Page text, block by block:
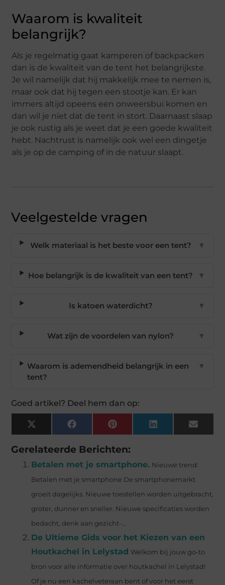
Waarom is kwaliteit
belangrijk?
Als je regelmatig gaat kamperen of backpacken
dan is de kwaliteit van de tent het belangrijkste.
Je wil namelijk dat hij makkelijk mee te nemen is,
maar ook dat hij tegen een stootje kan. Er kan
immers altijd opeens een onweersbui komen en
dan wil je niet dat de tent in stort. Daarnaast slaap
je ook rustig als je weet dat je een goede kwaliteit
hebt. Nachtrust is namelijk ook wel een dingetje
als je op de camping of in de natuur slaapt.
Veelgestelde vragen
Welk materiaal is het beste voor een tent? ▼
Hoe belangrijk is de kwaliteit van een tent? ▼
Is katoen waterdicht? ▼
Wat zijn de voordelen van nylon? ▼
Waarom is ademendheid belangrijk in een
tent?
▼
Goed artikel? Deel hem dan op:
X
(Twitter)
FacebookPinterest LinkedIn Email
Gerelateerde Berichten:
Betalen met je smartphone. Nieuwe trend:
Betalen met je smartphone De smartphonemarkt
groeit dagelijks. Nieuwe toestellen worden uitgebracht,
groter, dunner en sneller. Nieuwe specificaties worden
bedacht, denk aan gezicht-...
De Ultieme Gids voor het Kiezen van een
Houtkachel in Lelystad Welkom bij jouw go-to
bron voor alle informatie over houtkachel in Lelystad!
Of je nu een kachelveteraan bent of voor het eerst